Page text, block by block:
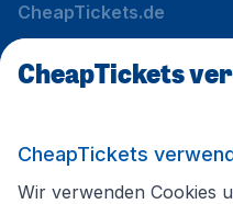
CheapTickets.de
Internationale Webseiten
Folgen Sie uns:
CheapTickets
CheapTickets
Wir verwenden Cookies